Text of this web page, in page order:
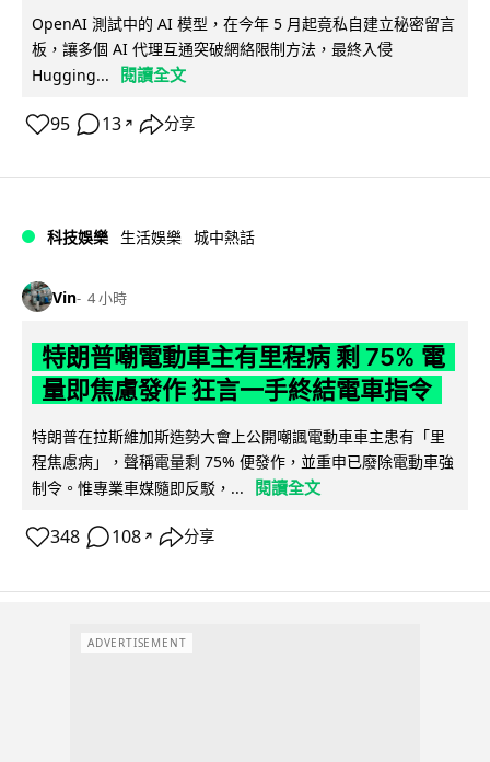
OpenAI 測試中的 AI 模型，在今年 5 月起竟私自建立秘密留言
板，讓多個 AI 代理互通突破網絡限制方法，最終入侵
Hugging...
閱讀全文
95 13 ↗ 分享
科技娛樂 生活娛樂 城中熱話
Vin 4 小時
特朗普嘲電動車主有里程病 剩 75% 電
量即焦慮發作 狂言一手終結電車指令
特朗普在拉斯維加斯造勢大會上公開嘲諷電動車車主患有「里
程焦慮病」，聲稱電量剩 75% 便發作，並重申已廢除電動車強
制令。惟專業車媒隨即反駁，...
閱讀全文
348 108 ↗ 分享
ADVERTISEMENT